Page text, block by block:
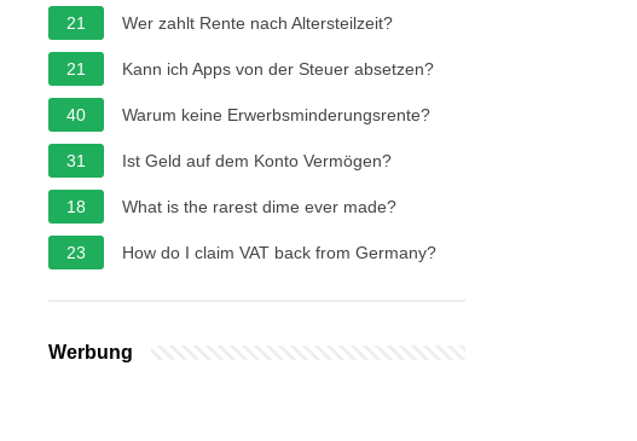
21
Wer zahlt Rente nach Altersteilzeit?
21 Kann ich Apps von der Steuer absetzen?
40 Warum keine Erwerbsminderungsrente?
31 Ist Geld auf dem Konto Vermögen?
18 What is the rarest dime ever made?
23 How do I claim VAT back from Germany?
Werbung